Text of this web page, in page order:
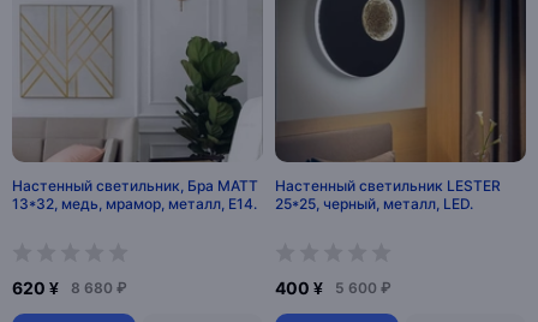
Настенный светильник, Бра MATT
13*32, медь, мрамор, металл, Е14.
620 ¥ 8 680 ₽
Настенный светильник LESTER
25*25, черный, металл, LED.
400 ¥ 5 600 ₽